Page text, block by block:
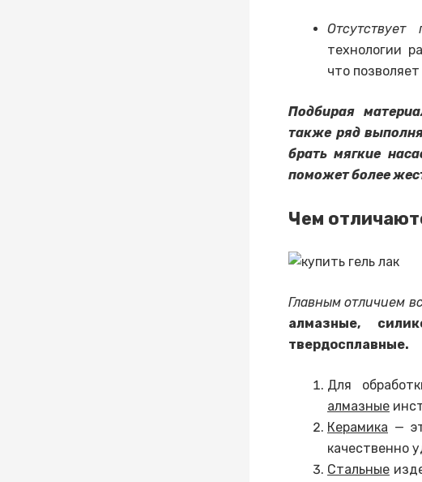
технологии
что
Подбирая
также ряд
брать мягкие
поможет более
Чем
Главным отличием
алмазные,
твердосплавные.
Для
алмазные
Керамика —
качественно
Стальные